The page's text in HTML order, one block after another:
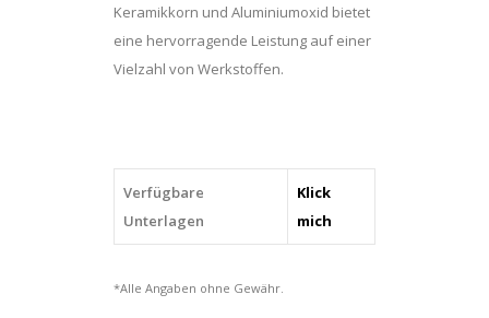
Keramikkorn und Aluminiumoxid bietet
eine hervorragende Leistung auf einer
Vielzahl von Werkstoffen.
Verfügbare
Unterlagen
Klick
mich
*Alle Angaben ohne Gewähr.